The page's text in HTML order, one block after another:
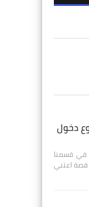
دخول
مرحباً بكم أصدقائي وأحبابي في موقعنا قصص 26 في قسمنا
قصة اعتني